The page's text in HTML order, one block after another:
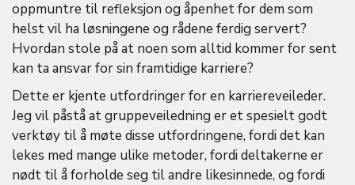
oppmuntre til refleksjon og åpenhet for dem som
helst vil ha løsningene og rådene ferdig servert?
Hvordan stole på at noen som alltid kommer for sent
kan ta ansvar for sin framtidige karriere?
Dette er kjente utfordringer for en karriereveileder.
Jeg vil påstå at gruppeveiledning er et spesielt godt
verktøy til å møte disse utfordringene, fordi det kan
lekes med mange ulike metoder, fordi deltakerne er
nødt til å forholde seg til andre likesinnede, og fordi